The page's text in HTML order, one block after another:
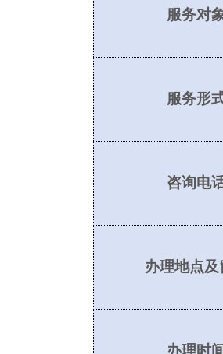
服务对
服务形
咨询电
办理地点及
办理时